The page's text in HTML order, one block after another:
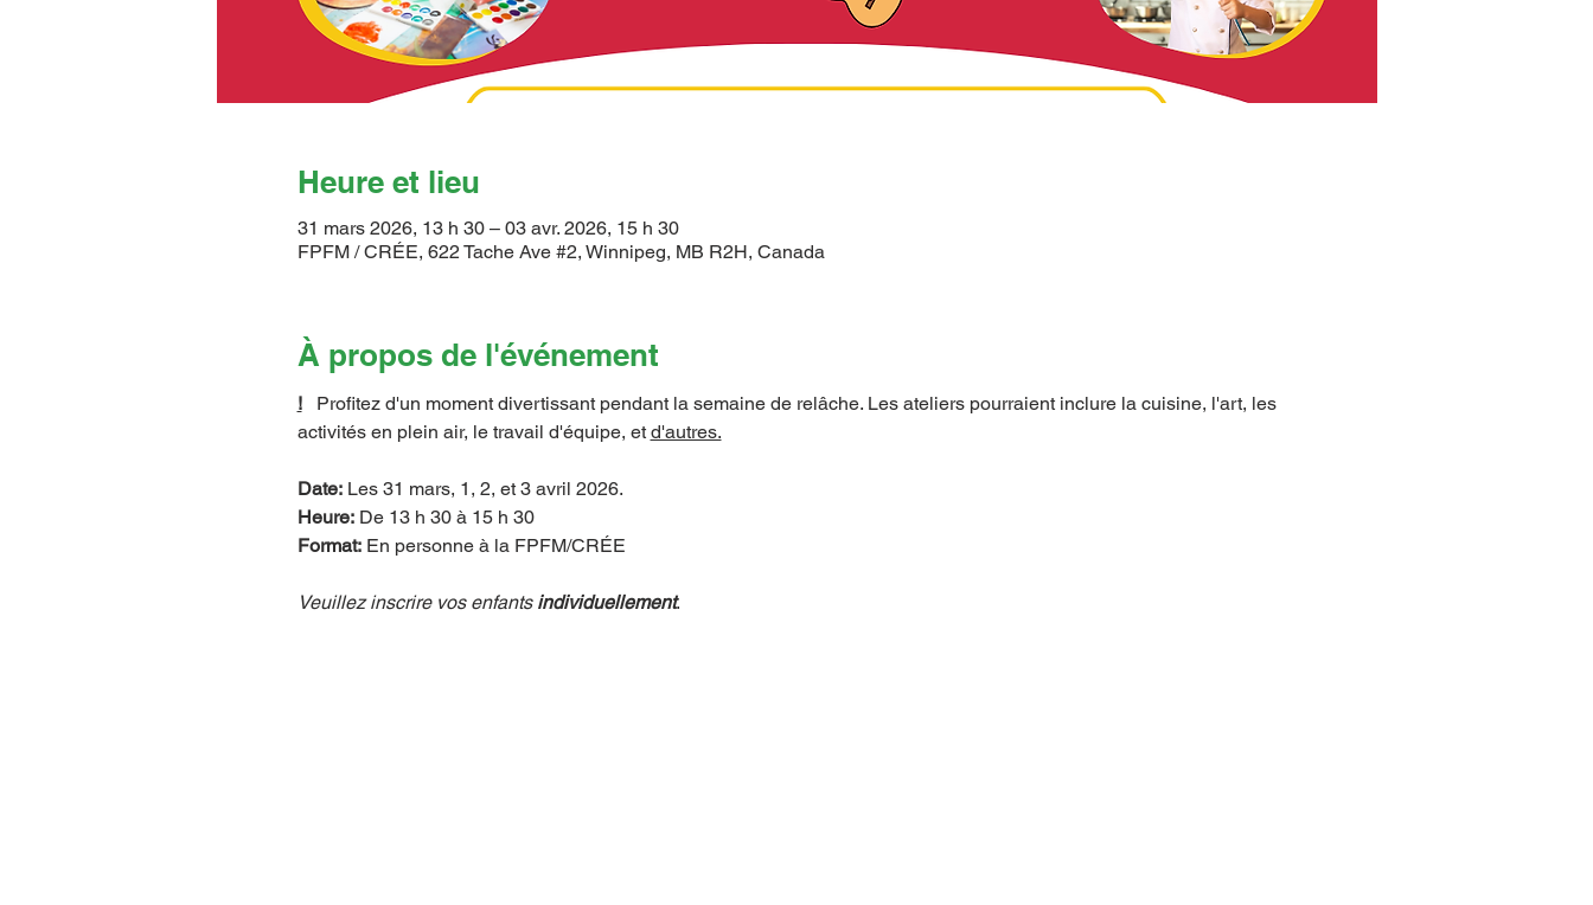
Heure et lieu
31 mars 2026, 13 h 30 – 03 avr. 2026, 15 h 30
FPFM / CRÉE, 622 Tache Ave #2, Winnipeg, MB R2H, Canada
À propos de l'événement
! Profitez d'un moment divertissant pendant la semaine de relâche. Les ateliers pourraient inclure la cuisine, l'art, les
activités en plein air, le travail d'équipe, et d'autres.
Date: Les 31 mars, 1, 2, et 3 avril 2026.
Heure: De 13 h 30 à 15 h 30
Format: En personne à la FPFM/CRÉE
Veuillez inscrire vos enfants individuellement.